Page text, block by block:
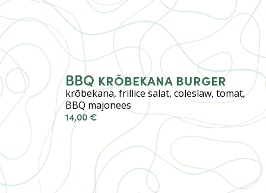
BBQ krõbekana burger
krõbekana, frillice salat, coleslaw, tomat,
BBQ majonees
14,00 €